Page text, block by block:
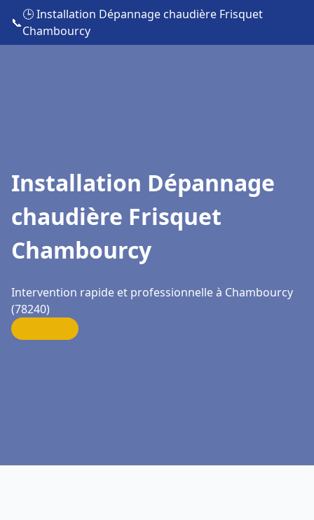
📞
🕒 Installation Dépannage chaudière Frisquet
Chambourcy
Installation Dépannage
chaudière Frisquet
Chambourcy
Intervention rapide et professionnelle à Chambourcy
(78240)